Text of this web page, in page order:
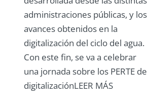
administraciones públicas, y los
avances obtenidos en la
digitalización del ciclo del agua.
Con este fin, se va a celebrar
una jornada sobre los PERTE de
digitalizaciónLEER MÁS